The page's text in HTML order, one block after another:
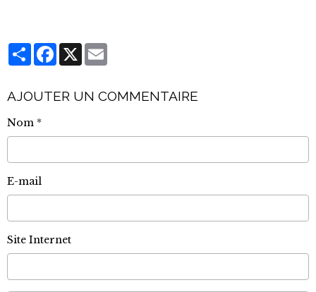
PartagerFacebook
X
AJOUTER UN COMMENTAIRE
Nom
E-mail
Site Internet